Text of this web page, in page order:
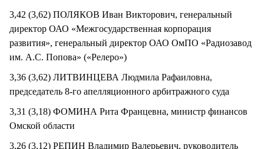
3,42 (3,62) ПОЛЯКОВ Иван Викторович, генеральный
директор ОАО «Межгосударственная корпорация
развития», генеральный директор ОАО ОмПО «Радиозавод
им. А.С. Попова» («Релеро»)
3,36 (3,62) ЛИТВИНЦЕВА Людмила Рафаиловна,
председатель 8-го апелляционного арбитражного суда
3,31 (3,18) ФОМИНА Рита Францевна, министр финансов
Омской области
3,26 (3,12) РЕПИН Владимир Валерьевич, руководитель